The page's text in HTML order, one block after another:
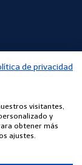
de privacidad
visitantes,
y
obtener más
ajustes.